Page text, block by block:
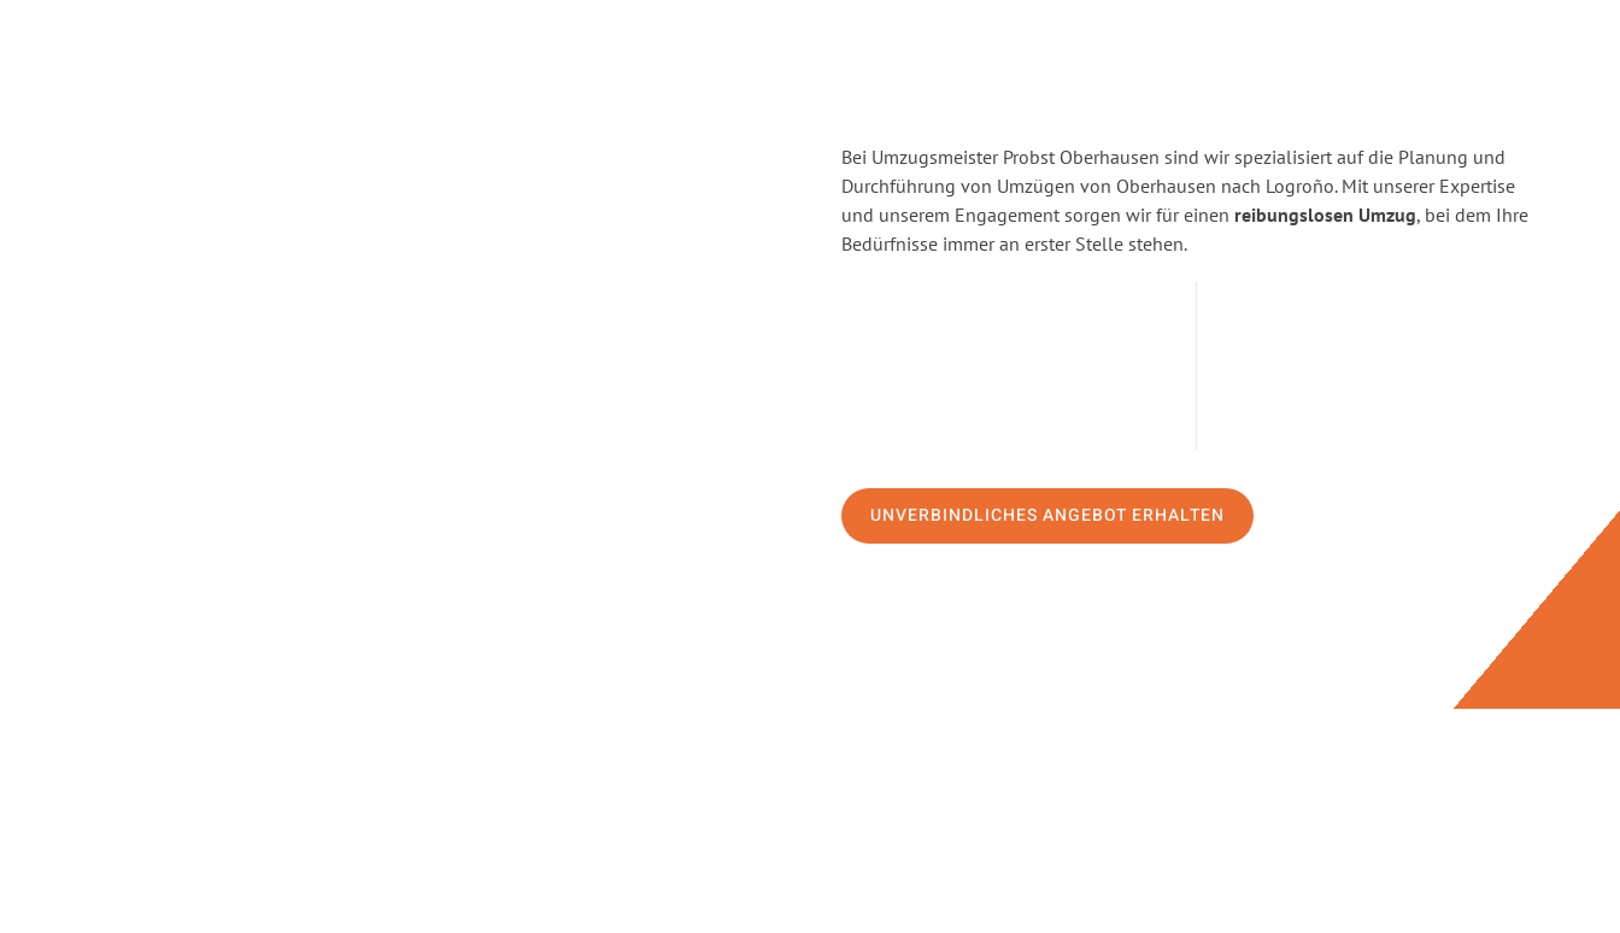
Bei Umzugsmeister Probst Oberhausen sind wir spezialisiert auf die Planung und
Durchführung von Umzügen von Oberhausen nach Logroño. Mit unserer Expertise
und unserem Engagement sorgen wir für einen reibungslosen Umzug, bei dem Ihre
Bedürfnisse immer an erster Stelle stehen.
UNVERBINDLICHES ANGEBOT ERHALTEN